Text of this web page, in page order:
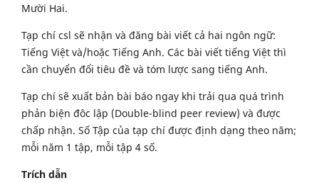
Mười Hai.
Tạp chí csl sẽ nhận và đăng bài viết cả hai ngôn ngữ:
Tiếng Việt và/hoặc Tiếng Anh. Các bài viết tiếng Việt thì
cần chuyển đổi tiêu đề và tóm lược sang tiếng Anh.
Tạp chí sẽ xuất bản bài báo ngay khi trải qua quá trình
phản biện đôc lập (Double-blind peer review) và được
chấp nhận. Số Tập của tạp chí được định dạng theo năm;
mỗi năm 1 tập, mỗi tập 4 số.
Trích dẫn